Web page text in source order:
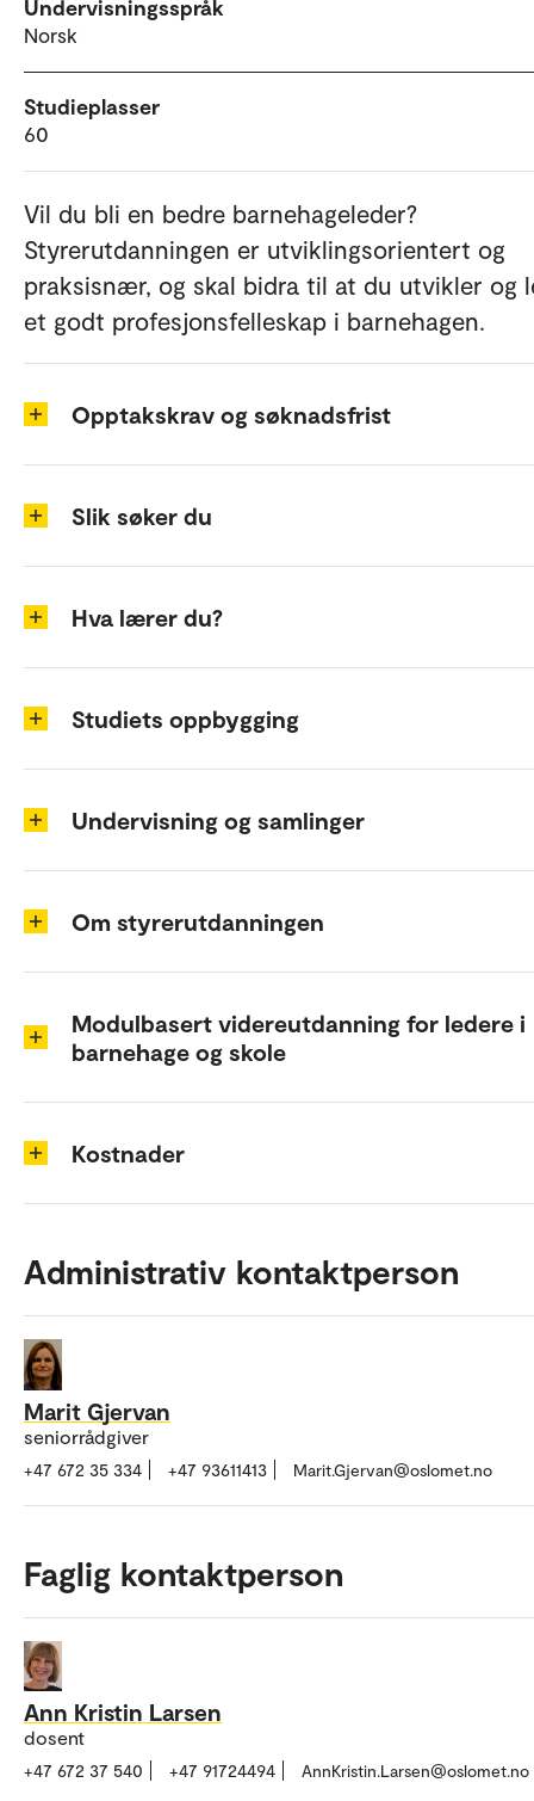
Undervisningsspråk
Norsk
Studieplasser
60
Vil du bli en bedre barnehageleder?
Styrerutdanningen er utviklingsorientert og
praksisnær, og skal bidra til at du utvikler og
et godt profesjonsfelleskap i barnehagen.
Opptakskrav og søknadsfrist
Slik søker du
Hva lærer du?
Studiets oppbygging
Undervisning og samlinger
Om styrerutdanningen
Modulbasert videreutdanning for ledere i
barnehage og skole
Kostnader
Administrativ kontaktperson
Marit Gjervan
seniorrådgiver
+47 672 35 334 +47 93611413 Marit.Gjervan@oslomet.no
Faglig kontaktperson
Ann Kristin Larsen
dosent
+47 672 37 540 +47 91724494 AnnKristin.Larsen@oslomet.no